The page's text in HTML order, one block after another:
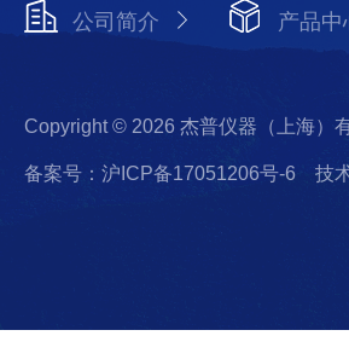
公司简介 产品中
Copyright © 2026 杰普仪器（上海）
备案号：沪ICP备17051206号-6 技